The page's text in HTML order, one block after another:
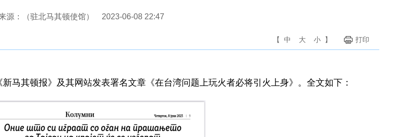
源：（驻北马其顿使馆） 2023-06-08 22:47
【 中 大 小 】 打印
马其顿报》及其网站发表署名文章《在台湾问题上玩火者必将引火上身》。全文如下：